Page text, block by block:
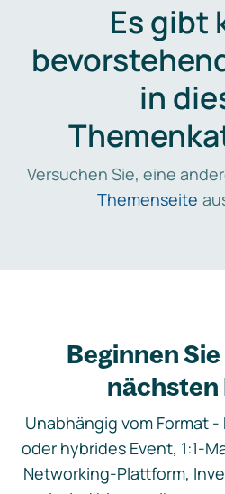
Es gibt
in
Versuchen Sie, eine
Themenseite
Beginnen
nächsten
Unabhängig vom Format
oder hybrides Event, 1:1-
Networking-Plattform,